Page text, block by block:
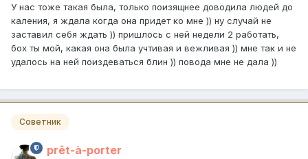
У нас тоже такая была, только поизящнее доводила людей до
каления, я ждала когда она придет ко мне )) ну случай не
заставил себя ждать )) пришлось с ней недели 2 работать,
бох ты мой, какая она была учтивая и вежливая )) мне так и не
удалось на ней поиздеваться блин )) повода мне не дала ))
Советник
prêt-à-porter